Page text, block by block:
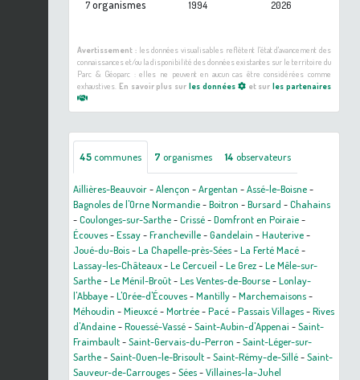
7organismes 1994 2026
Avertissement :les données visualisables reflètent l'état d'avancement des
connaissances et/ou la disponibilité des données existantes sur le territoire du
Parc & Géoparc : elles ne peuvent en aucun cas être considérées comme
exhaustives. En savoir plus sur les données et surles partenaires
45communes 7 organismes 14 observateurs
Aillières-Beauvoir-Alençon -Argentan -Assé-le-Boisne-
Bagnoles de l'Orne Normandie-Boitron -Bursard -Chahains
-Coulonges-sur-Sarthe-Crissé-Domfront en Poiraie-
Écouves-Essay-Francheville-Gandelain -Hauterive-
Joué-du-Bois-La Chapelle-près-Sées-La Ferté Macé-
Lassay-les-Châteaux-Le Cercueil -Le Grez-Le Mêle-sur-
Sarthe-Le Ménil-Broût-Les Ventes-de-Bourse-Lonlay-
l'Abbaye-L'Orée-d'Écouves-Mantilly-Marchemaisons-
Méhoudin -Mieuxcé-Mortrée-Pacé-Passais Villages-Rives
d'Andaine-Rouessé-Vassé-Saint-Aubin-d'Appenai -Saint-
Fraimbault-Saint-Gervais-du-Perron -Saint-Léger-sur-
Sarthe-Saint-Ouen-le-Brisoult-Saint-Rémy-de-Sillé-Saint-
Sauveur-de-Carrouges-Sées-Villaines-la-Juhel